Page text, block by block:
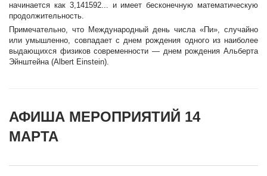
начинается как 3,141592... и имеет бесконечную математическую
продолжительность.
Примечательно, что Международный день числа «Пи», случайно
или умышленно, совпадает с днем рождения одного из наиболее
выдающихся физиков современности — днем рождения Альберта
Эйнштейна (Albert Einstein).
АФИША МЕРОПРИЯТИЙ 14
МАРТА